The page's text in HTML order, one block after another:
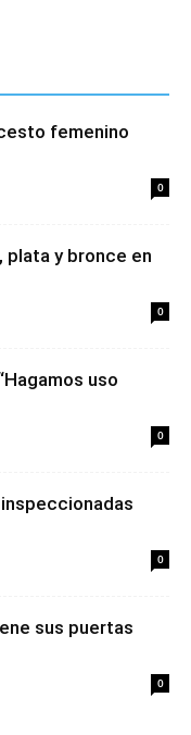
femenino
0
plata y bronce en
0
uso
0
0
sus puertas
0